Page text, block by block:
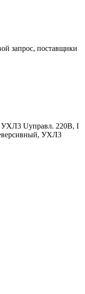
запрос, поставщики
Uуправл. 220В, I
УХЛ3